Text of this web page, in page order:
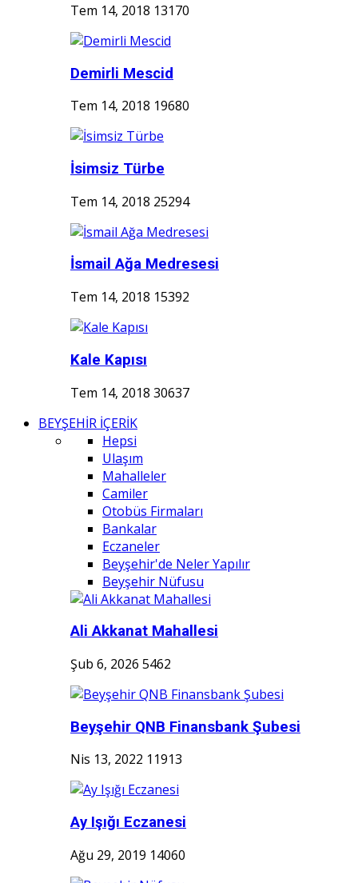
Tem 14, 2018 13170
Demirli Mescid
Tem 14, 2018 19680
İsimsiz Türbe
Tem 14, 2018 25294
İsmail Ağa Medresesi
Tem 14, 2018 15392
Kale Kapısı
Tem 14, 2018 30637
BEYŞEHİR İÇERİK
Hepsi
Ulaşım
Mahalleler
Camiler
Otobüs Firmaları
Bankalar
Eczaneler
Beyşehir'de Neler Yapılır
Beyşehir Nüfusu
Ali Akkanat Mahallesi
Şub 6, 2026 5462
Beyşehir QNB Finansbank Şubesi
Nis 13, 2022 11913
Ay Işığı Eczanesi
Ağu 29, 2019 14060